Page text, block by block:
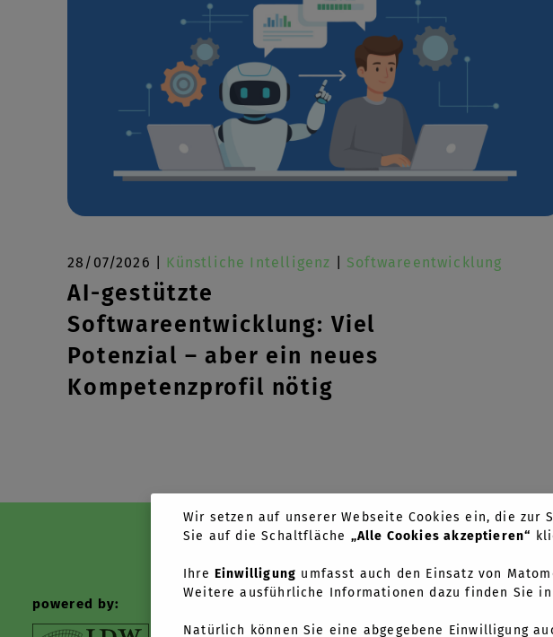
28/07/2026 | Künstliche Intelligenz Softwareentwicklung
AI-gestützte
Softwareentwicklung: Viel
Potenzial – aber ein neues
Kompetenzprofil nötig
powered by:
Wir setzen auf unserer Webseite Cookies ein, die
Sie auf die Schaltfläche „Alle Cookies akzeptieren“
Ihre Einwilligung umfasst auch den Einsatz von
Weitere ausführliche Informationen dazu finden Sie
Natürlich können Sie eine abgegebene Einwilligung